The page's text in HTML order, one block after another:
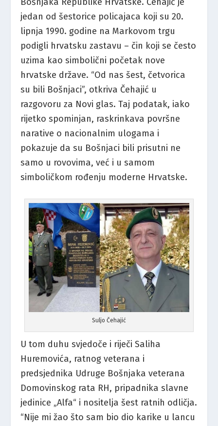
jedan od šestorice policajaca koji su 20.
lipnja 1990. godine na Markovom trgu
podigli hrvatsku zastavu – čin koji se često
uzima kao simbolični početak nove
hrvatske države. “Od nas šest, četvorica
su bili Bošnjaci”, otkriva Čehajić u
razgovoru za Novi glas. Taj podatak, iako
rijetko spominjan, raskrinkava površne
narative o nacionalnim ulogama i
pokazuje da su Bošnjaci bili prisutni ne
samo u rovovima, već i u samom
simboličkom rođenju moderne Hrvatske.
Suljo Čehajić
U tom duhu svjedoče i riječi Saliha
Huremovića, ratnog veterana i
predsjednika Udruge Bošnjaka veterana
Domovinskog rata RH, pripadnika slavne
jedinice „Alfa“ i nositelja šest ratnih odličja.
“Nije mi žao što sam bio dio karike u lancu